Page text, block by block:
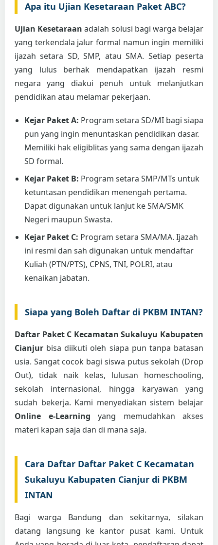
Apa itu Ujian Kesetaraan Paket ABC?
Ujian Kesetaraan adalah solusi bagi warga belajar
yang terkendala jalur formal namun ingin memiliki
ijazah setara SD, SMP, atau SMA. Setiap peserta
yang lulus berhak mendapatkan ijazah resmi
negara yang diakui penuh untuk melanjutkan
pendidikan atau melamar pekerjaan.
Kejar Paket A: Program setara SD/MI bagi siapa
pun yang ingin menuntaskan pendidikan dasar.
Memiliki hak eligiblitas yang sama dengan ijazah
SD formal.
Kejar Paket B: Program setara SMP/MTs untuk
ketuntasan pendidikan menengah pertama.
Dapat digunakan untuk lanjut ke SMA/SMK
Negeri maupun Swasta.
Kejar Paket C: Program setara SMA/MA. Ijazah
ini resmi dan sah digunakan untuk mendaftar
Kuliah (PTN/PTS), CPNS, TNI, POLRI, atau
kenaikan jabatan.
Siapa yang Boleh Daftar di PKBM INTAN?
Daftar Paket C Kecamatan Sukaluyu Kabupaten
Cianjur bisa diikuti oleh siapa pun tanpa batasan
usia. Sangat cocok bagi siswa putus sekolah (Drop
Out), tidak naik kelas, lulusan homeschooling,
sekolah internasional, hingga karyawan yang
sudah bekerja. Kami menyediakan sistem belajar
Online e-Learning yang memudahkan akses
materi kapan saja dan di mana saja.
Cara Daftar Daftar Paket C Kecamatan
Sukaluyu Kabupaten Cianjur di PKBM
INTAN
Bagi warga Bandung dan sekitarnya, silakan
datang langsung ke kantor pusat kami. Untuk